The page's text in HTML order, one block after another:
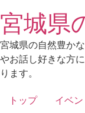
to
content
宮城県
宮城県の自然豊か
やお話し好きな方
ります。
トップ イベ